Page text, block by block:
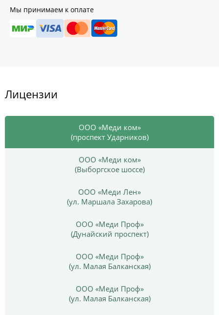
Мы принимаем к оплате
Лицензии
ООО «Меди ком»
(проспект Ударников)
ООО «Меди ком»
(Выборгское шоссе)
ООО «Меди Лен»
(ул. Маршала Захарова)
ООО «Меди Проф»
(Дунайский проспект)
ООО «Меди Проф»
(ул. Малая Балканская)
ООО «Меди Проф»
(ул. Малая Балканская)